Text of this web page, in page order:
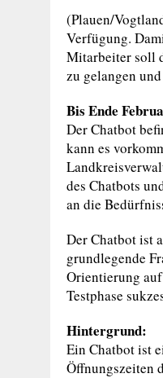
(Plauen/
Verfügung.
Mitarbeiter soll
zu gelangen
Bis Ende
Der Chatbot
kann es
des Chatbots
an die
Der Chatbot ist
grundlegende
Orientierung
Testphase
Hintergrund:
Ein Chatbot ist
Öffnungszeiten